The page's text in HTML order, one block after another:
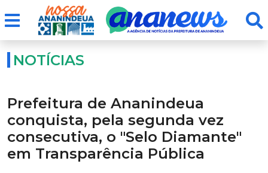
NOTÍCIAS
Prefeitura de Ananindeua
conquista, pela segunda vez
consecutiva, o "Selo Diamante"
em Transparência Pública